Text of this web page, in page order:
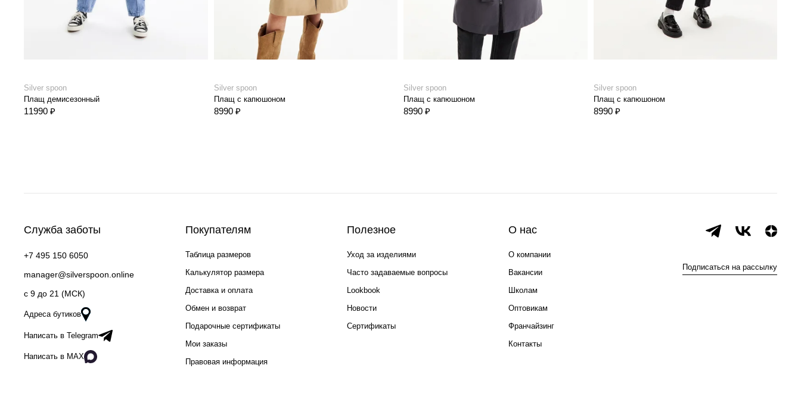
Silver spoon
Плащ демисезонный
11990 ₽
Silver spoon
Плащ с капюшоном
8990 ₽
Silver spoon
Плащ с капюшоном
8990 ₽
Silver spoon
Плащ с капюшоном
8990 ₽
Служба заботы
+7 495 150 6050
manager@silverspoon.online
c 9 до 21 (МСК)
Адреса бутиков
Написать в Telegram
Написать в MAX
Покупателям
Таблица размеров
Калькулятор размера
Доставка и оплата
Обмен и возврат
Подарочные сертификаты
Мои заказы
Правовая информация
Полезное
Уход за изделиями
Часто задаваемые вопросы
Lookbook
Новости
Сертификаты
О нас
О компании
Вакансии
Школам
Оптовикам
Франчайзинг
Контакты
Подписаться на рассылку